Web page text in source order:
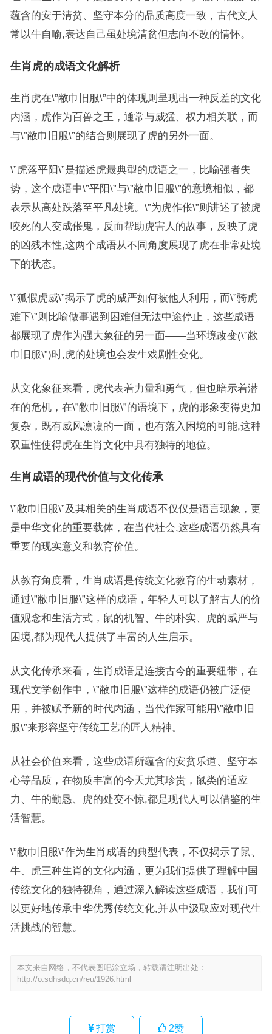
蕴含的安于清贫、坚守本分的品质高度一致，古代文人
常以牛自喻,表达自己虽处境清贫但志向不改的情怀。
生肖虎的成语文化解析
生肖虎在\”敝巾旧服\”中的体现则呈现出一种反差的文化
内涵，虎作为百兽之王，通常与威猛、权力相关联，而
与\”敝巾旧服\”的结合则展现了虎的另外一面。
\”虎落平阳\”是描述虎最典型的成语之一，比喻强者失
势，这个成语中\”平阳\”与\”敝巾旧服\”的意境相似，都
表示从高处跌落至平凡处境。\”为虎作伥\”则讲述了被虎
咬死的人变成伥鬼，反而帮助虎害人的故事，反映了虎
的凶残本性,这两个成语从不同角度展现了虎在非常处境
下的状态。
\”狐假虎威\”揭示了虎的威严如何被他人利用，而\”骑虎
难下\”则比喻做事遇到困难但无法中途停止，这些成语
都展现了虎作为强大象征的另一面——当环境改变(\”敝
巾旧服\”)时,虎的处境也会发生戏剧性变化。
从文化象征来看，虎代表着力量和勇气，但也暗示着潜
在的危机，在\”敝巾旧服\”的语境下，虎的形象变得更加
复杂，既有威风凛凛的一面，也有落入困境的可能,这种
双重性使得虎在生肖文化中具有独特的地位。
生肖成语的现代价值与文化传承
\”敝巾旧服\”及其相关的生肖成语不仅仅是语言现象，更
是中华文化的重要载体，在当代社会,这些成语仍然具有
重要的现实意义和教育价值。
从教育角度看，生肖成语是传统文化教育的生动素材，
通过\”敝巾旧服\”这样的成语，年轻人可以了解古人的价
值观念和生活方式，鼠的机智、牛的朴实、虎的威严与
困境,都为现代人提供了丰富的人生启示。
从文化传承来看，生肖成语是连接古今的重要纽带，在
现代文学创作中，\”敝巾旧服\”这样的成语仍被广泛使
用，并被赋予新的时代内涵，当代作家可能用\”敝巾旧
服\”来形容坚守传统工艺的匠人精神。
从社会价值来看，这些成语所蕴含的安贫乐道、坚守本
心等品质，在物质丰富的今天尤其珍贵，鼠类的适应
力、牛的勤恳、虎的处变不惊,都是现代人可以借鉴的生
活智慧。
\”敝巾旧服\”作为生肖成语的典型代表，不仅揭示了鼠、
牛、虎三种生肖的文化内涵，更为我们提供了理解中国
传统文化的独特视角，通过深入解读这些成语，我们可
以更好地传承中华优秀传统文化,并从中汲取应对现代生
活挑战的智慧。
本文来自网络，不代表图吧涂立场，转载请注明出处：
http://o.sdhsdq.cn/reu/1926.html
打赏 2赞